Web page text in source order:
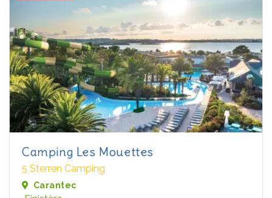
Camping Les Mouettes
5 Sterren Camping
Carantec